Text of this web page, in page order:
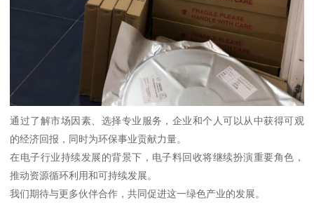
通过了解市场因素、选择专业服务，企业和个人可以从中获得可观
的经济回报，同时为环保事业贡献力量。
在电子行业持续发展的背景下，电子料回收将继续扮演重要角色，
推动资源循环利用和可持续发展。
我们期待与更多伙伴合作，共同促进这一绿色产业的发展。